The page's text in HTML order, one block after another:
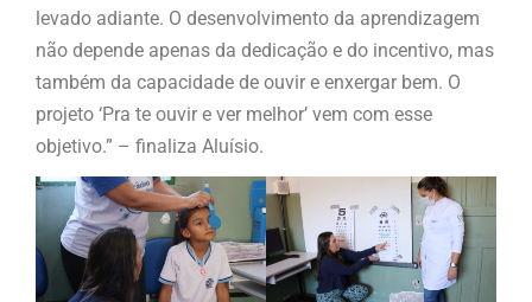
levado adiante. O desenvolvimento da aprendizagem
não depende apenas da dedicação e do incentivo, mas
também da capacidade de ouvir e enxergar bem. O
projeto ‘Pra te ouvir e ver melhor’ vem com esse
objetivo.” – finaliza Aluísio.